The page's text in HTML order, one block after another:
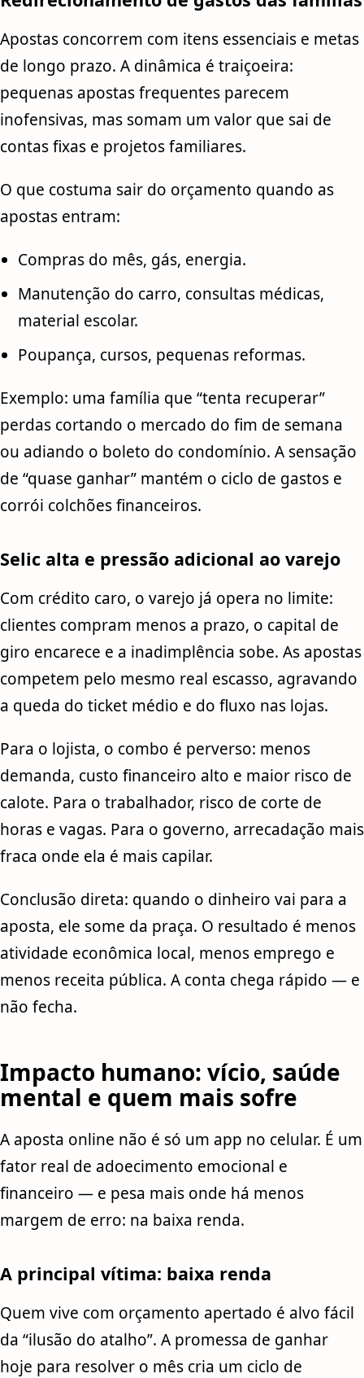
Apostas concorrem com itens essenciais e metas
de longo prazo. A dinâmica é traiçoeira:
pequenas apostas frequentes parecem
inofensivas, mas somam um valor que sai de
contas fixas e projetos familiares.
O que costuma sair do orçamento quando as
apostas entram:
Compras do mês, gás, energia.
Manutenção do carro, consultas médicas,
material escolar.
Poupança, cursos, pequenas reformas.
Exemplo: uma família que “tenta recuperar”
perdas cortando o mercado do fim de semana
ou adiando o boleto do condomínio. A sensação
de “quase ganhar” mantém o ciclo de gastos e
corrói colchões financeiros.
Selic alta e pressão adicional ao varejo
Com crédito caro, o varejo já opera no limite:
clientes compram menos a prazo, o capital de
giro encarece e a inadimplência sobe. As apostas
competem pelo mesmo real escasso, agravando
a queda do ticket médio e do fluxo nas lojas.
Para o lojista, o combo é perverso: menos
demanda, custo financeiro alto e maior risco de
calote. Para o trabalhador, risco de corte de
horas e vagas. Para o governo, arrecadação mais
fraca onde ela é mais capilar.
Conclusão direta: quando o dinheiro vai para a
aposta, ele some da praça. O resultado é menos
atividade econômica local, menos emprego e
menos receita pública. A conta chega rápido — e
não fecha.
Impacto humano: vício, saúde
mental e quem mais sofre
A aposta online não é só um app no celular. É um
fator real de adoecimento emocional e
financeiro — e pesa mais onde há menos
margem de erro: na baixa renda.
A principal vítima: baixa renda
Quem vive com orçamento apertado é alvo fácil
da “ilusão do atalho”. A promessa de ganhar
hoje para resolver o mês cria um ciclo de